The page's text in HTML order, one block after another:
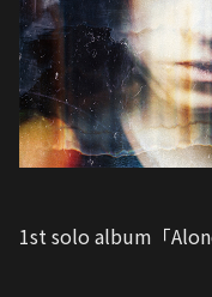
1st solo album「